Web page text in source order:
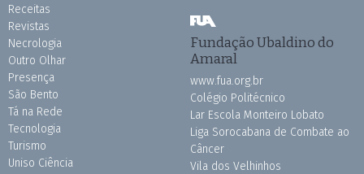
Receitas
Revistas
Necrologia
Outro Olhar
Presença
São Bento
Tá na Rede
Tecnologia
Turismo
Uniso Ciência
Fundação Ubaldino do
Amaral
www.fua.org.br
Colégio Politécnico
Lar Escola Monteiro Lobato
Liga Sorocabana de Combate ao
Câncer
Vila dos Velhinhos